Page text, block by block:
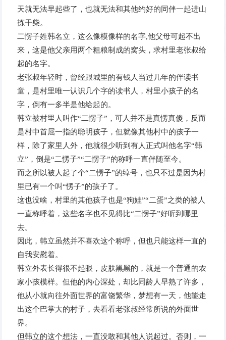
天就无法早起些了，也就无法和其他约好的同伴一起进山
拣干柴。
二愣子姓韩名立，这么像模像样的名字,他父母可起不出
来，这是他父亲用两个粗粮制成的窝头，求村里老张叔给
起的名字。
老张叔年轻时，曾经跟城里的有钱人当过几年的伴读书
童，是村里唯一认识几个字的读书人，村里小孩子的名
字，倒有一多半是他给起的。
韩立被村里人叫作“二愣子”，可人并不是真愣真傻，反而
是村中首屈一指的聪明孩子，但就像其他村中的孩子一
样，除了家里人外，他就很少听到有人正式叫他名字“韩
立”，倒是“二愣子”“二愣子”的称呼一直伴随至今。
而之所以被人起了个“二愣子”的绰号，也只不过是因为村
里已有一个叫“愣子”的孩子了。
这也没啥，村里的其他孩子也是“狗娃”“二蛋”之类的被人
一直称呼着，这些名字也不见得比“二愣子”好听到哪里
去。
因此，韩立虽然并不喜欢这个称呼，但也只能这样一直的
自我安慰着。
韩立外表长得很不起眼，皮肤黑黑的，就是一个普通的农
家小孩模样。但他的内心深处，却比同龄人早熟了许多，
他从小就向往外面世界的富饶繁华，梦想有一天，他能走
出这个巴掌大的村子，去看看老张叔经常所说的外面世
界。
但韩立的这个想法，一直没敢和其他人说起过。否则，一